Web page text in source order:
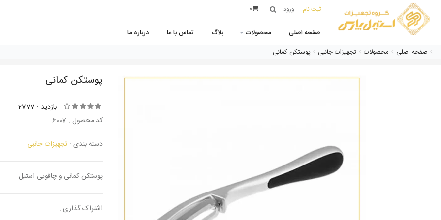
ثبت نام ورود 0
صفحه اصلی محصولات بلاگ تماس با ما
درباره ما
صفحه اصلی
محصولات تجهیزات جانبی پوستکن کمانی
پوستکن کمانی
بازدید : 2777
کد محصول : 6007
دسته بندی : تجهیزات جانبی
پوستکن کمانی و چافویی استیل
اشتراک گذاری :